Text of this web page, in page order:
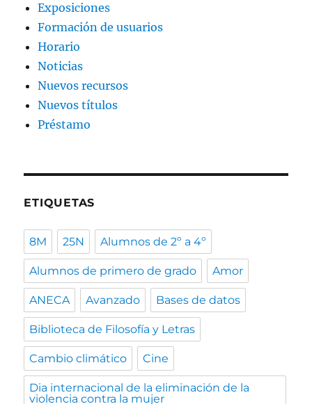
Exposiciones
Formación de usuarios
Horario
Noticias
Nuevos recursos
Nuevos títulos
Préstamo
ETIQUETAS
8M 25N Alumnos de 2º a 4º
Alumnos de primero de grado Amor
ANECA Avanzado Bases de datos
Biblioteca de Filosofía y Letras
Cambio climático Cine
Dia internacional de la eliminación de la
violencia contra la mujer